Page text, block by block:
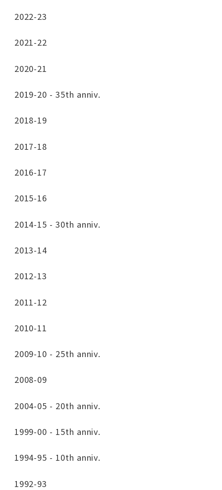
2022-23
2021-22
2020-21
2019-20 - 35th anniv.
2018-19
2017-18
2016-17
2015-16
2014-15 - 30th anniv.
2013-14
2012-13
2011-12
2010-11
2009-10 - 25th anniv.
2008-09
2004-05 - 20th anniv.
1999-00 - 15th anniv.
1994-95 - 10th anniv.
1992-93